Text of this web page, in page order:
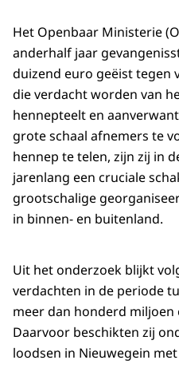
Het Openbaar Ministerie
anderhalf jaar
duizend euro geëist tegen
die verdacht worden van
hennepteelt en
grote schaal afnemers te
hennep te telen, zijn zij in
jarenlang een cruciale
grootschalige
in binnen- en buitenland.
Uit het onderzoek blijkt
verdachten in de periode
meer dan honderd
Daarvoor beschikten zij
loodsen in Nieuwegein